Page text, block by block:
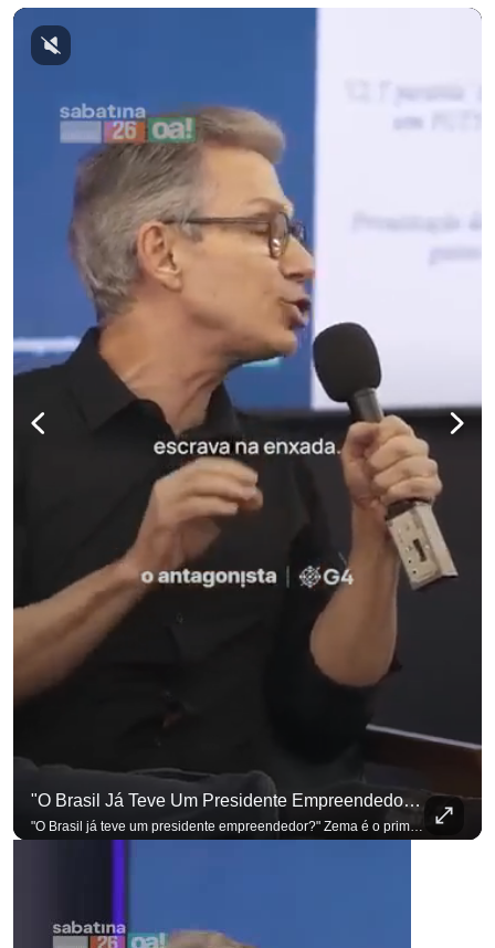
"O Brasil Já Teve Um Presidente Empreendedor?"
"O Brasil já teve um presidente empreendedor?" Zema é o primeiro a sentar na cadeira. Outros três presidenciáveis ainda vão passar por ela. A Sabatina Presidencial está no ar, com perguntas que vieram de uma pesquisa inédita com empresários. Acompanhe AO VIVO no YouTube do G4 Business. Se você busca informação com credibilidade, inscreva-se agora e ative o